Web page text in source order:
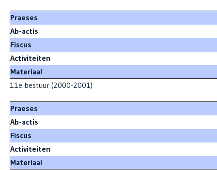
Praeses
Ab-actis
Fiscus
Activiteiten
Materiaal
11e bestuur (2000-2001)
Praeses
Ab-actis
Fiscus
Activiteiten
Materiaal